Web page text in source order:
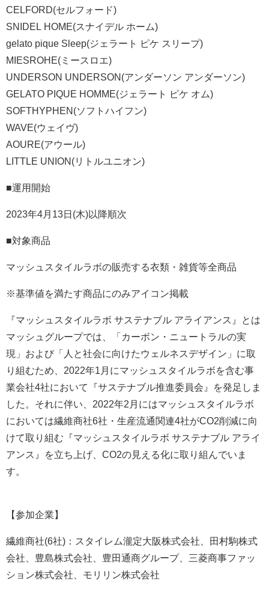
CELFORD(セルフォード)
SNIDEL HOME(スナイデル ホーム)
gelato pique Sleep(ジェラート ピケ スリープ)
MIESROHE(ミースロエ)
UNDERSON UNDERSON(アンダーソン アンダーソン)
GELATO PIQUE HOMME(ジェラート ピケ オム)
SOFTHYPHEN(ソフトハイフン)
WAVE(ウェイヴ)
AOURE(アウール)
LITTLE UNION(リトルユニオン)
■運用開始
2023年4月13日(木)以降順次
■対象商品
マッシュスタイルラボの販売する衣類・雑貨等全商品
※基準値を満たす商品にのみアイコン掲載
『マッシュスタイルラボ サステナブル アライアンス』とは
マッシュグループでは、「カーボン・ニュートラルの実
現」および「人と社会に向けたウェルネスデザイン」に取
り組むため、2022年1月にマッシュスタイルラボを含む事
業会社4社において『サステナブル推進委員会』を発足しま
した。それに伴い、2022年2月にはマッシュスタイルラボ
においては繊維商社6社・生産流通関連4社がCO2削減に向
けて取り組む『マッシュスタイルラボ サステナブル アライ
アンス』を立ち上げ、CO2の見える化に取り組んでいま
す。
【参加企業】
繊維商社(6社)：スタイレム瀧定大阪株式会社、田村駒株式
会社、豊島株式会社、豊田通商グループ、三菱商事ファッ
ション株式会社、モリリン株式会社